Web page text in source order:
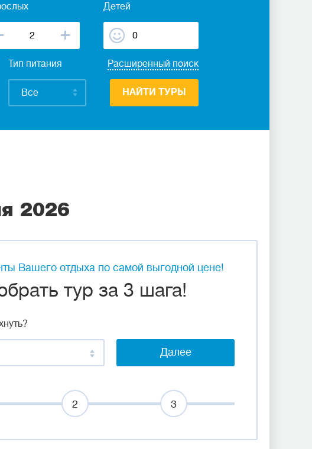
Детей
Тип питания
Все
Расширенный поиск
НАЙТИ ТУРЫ
2026
Вашего отдыха по самой выгодной цене!
тур за 3 шага!
Далее
2 3